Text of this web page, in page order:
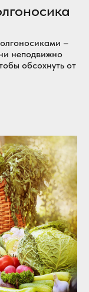
–
неподвижно
обсохнуть от